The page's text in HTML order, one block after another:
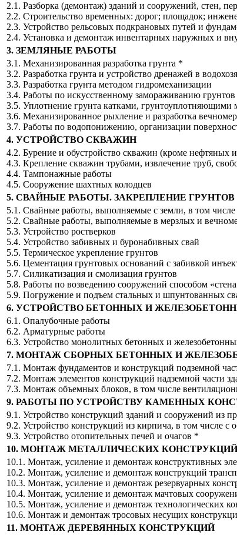
2.1. Разборка (демонтаж) зданий и сооружений, стен,
2.2. Строительство временных: дорог; площадок;
2.3. Устройство рельсовых подкрановых путей и
2.4. Установка и демонтаж инвентарных наружных и
3. ЗЕМЛЯНЫЕ РАБОТЫ
3.1. Механизированная разработка грунта *
3.2. Разработка грунта и устройство дренажей в
3.3. Разработка грунта методом гидромеханизации
3.4. Работы по искусственному замораживанию грунтов
3.5. Уплотнение грунта катками,
3.6. Механизированное рыхление и разработка
3.7. Работы по водопонижению, организации
4. УСТРОЙСТВО СКВАЖИН
4.2. Бурение и обустройство скважин (кроме нефтяных
4.3. Крепление скважин трубами, извлечение труб,
4.4. Тампонажные работы
4.5. Сооружение шахтных колодцев
5. СВАЙНЫЕ РАБОТЫ. ЗАКРЕПЛЕНИЕ ГРУНТОВ
5.1. Свайные работы, выполняемые с земли, в том
5.2. Свайные работы, выполняемые в мерзлых и
5.3. Устройство ростверков
5.4. Устройство забивных и буронабивных свай
5.5. Термическое укрепление грунтов
5.6. Цементация грунтовых оснований с забивкой
5.7. Силикатизация и смолизация грунтов
5.8. Работы по возведению сооружений способом «стена
5.9. Погружение и подъем стальных и шпунтованных
6. УСТРОЙСТВО БЕТОННЫХ И
6.1. Опалубочные работы
6.2. Арматурные работы
6.3. Устройство монолитных бетонных и
7. МОНТАЖ СБОРНЫХ БЕТОННЫХ И
7.1. Монтаж фундаментов и конструкций подземной
7.2. Монтаж элементов конструкций надземной части
7.3. Монтаж объемных блоков, в том числе
9. РАБОТЫ ПО УСТРОЙСТВУ КАМЕННЫХ
9.1. Устройство конструкций зданий и сооружений из
9.2. Устройство конструкций из кирпича, в том числе с
9.3. Устройство отопительных печей и очагов *
10. МОНТАЖ МЕТАЛЛИЧЕСКИХ КОНСТРУКЦИЙ
10.1. Монтаж, усиление и демонтаж конструктивных
10.2. Монтаж, усиление и демонтаж конструкций
10.3. Монтаж, усиление и демонтаж резервуарных
10.4. Монтаж, усиление и демонтаж мачтовых
10.5. Монтаж, усиление и демонтаж технологических
10.6. Монтаж и демонтаж тросовых несущих
11. МОНТАЖ ДЕРЕВЯННЫХ КОНСТРУКЦИЙ